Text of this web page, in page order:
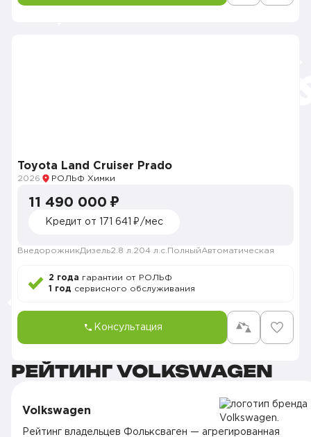
Toyota Land Cruiser Prado
2026 РОЛЬФ Химки
11 490 000 ₽
Кредит от 171 641 ₽/мес
ВнедорожникДизель2.8 л. 204 л.с. ПолныйАвтоматическая
2 года гарантии от РОЛЬФ
1 год сервисного обслуживания
Консультация
РЕЙТИНГ VOLKSWAGEN
Volkswagen
Рейтинг владельцев Фольксваген — агрегированная